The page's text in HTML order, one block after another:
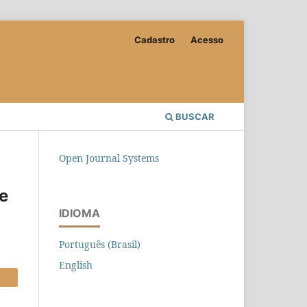
BUSCAR
Cadastro Acesso
Open Journal Systems
IDIOMA
Português (Brasil)
English